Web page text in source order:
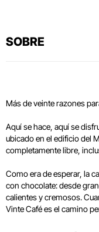
SOBRE
Más de veinte razones
Aquí se hace, aquí se
ubicado en el edificio del
completamente libre,
Como era de esperar, la
con chocolate: desde
calientes y cremosos.
Vinte Café es el camino